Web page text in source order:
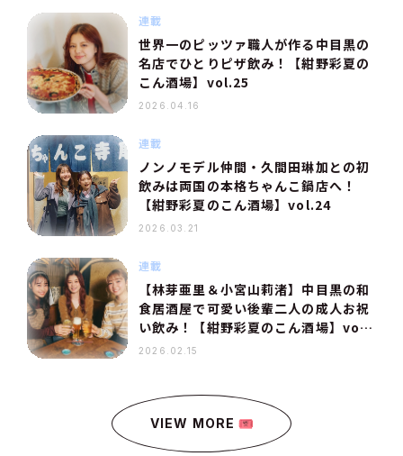
連載
世界一のピッツァ職人が作る中目黒の
名店でひとりピザ飲み！【紺野彩夏の
こん酒場】vol.25
2026.04.16
連載
ノンノモデル仲間・久間田琳加との初
飲みは両国の本格ちゃんこ鍋店へ！
【紺野彩夏のこん酒場】vol.24
2026.03.21
連載
【林芽亜里＆小宮山莉渚】中目黒の和
食居酒屋で可愛い後輩二人の成人お祝
い飲み！【紺野彩夏のこん酒場】vol.
23
2026.02.15
VIEW MORE